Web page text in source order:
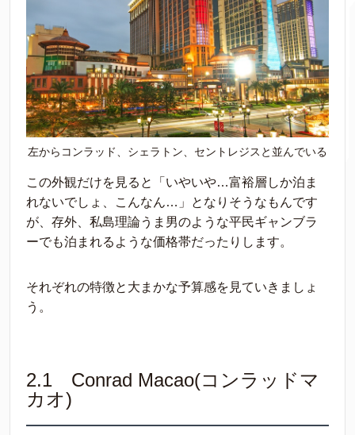
左からコンラッド、シェラトン、セントレジスと並んでいる
この外観だけを見ると「いやいや…富裕層しか泊ま
れないでしょ、こんなん…」となりそうなもんです
が、存外、私島理論うま男のような平民ギャンブラ
ーでも泊まれるような価格帯だったりします。
それぞれの特徴と大まかな予算感を見ていきましょ
う。
2.1 Conrad Macao(コンラッドマ
カオ)